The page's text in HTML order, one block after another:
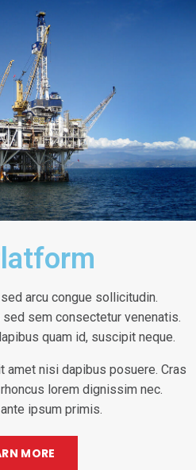
arcu congue sollicitudin.
sem consectetur venenatis.
quam id, suscipit neque.
amet nisi dapibus posuere. Cras
lorem dignissim nec.
ipsum primis.
MORE